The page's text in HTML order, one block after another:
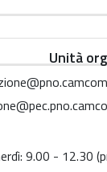
Unità
9.00 - 12.30